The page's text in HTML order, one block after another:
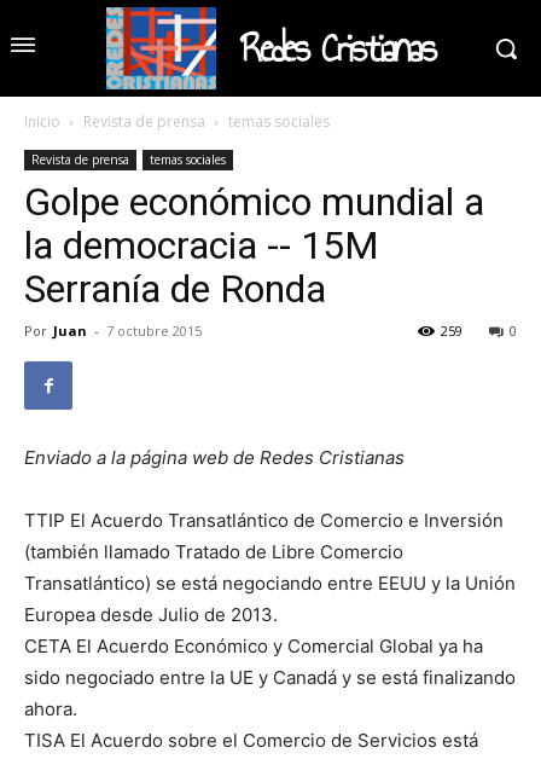
Redes Cristianas
Inicio Revista de prensa temas sociales
Revista de prensa temas sociales
Golpe económico mundial a
la democracia -- 15M
Serranía de Ronda
Por Juan - 7 octubre 2015 0
259
Enviado a la página web de Redes Cristianas
TTIP El Acuerdo Transatlántico de Comercio e Inversión
(también llamado Tratado de Libre Comercio
Transatlántico) se está negociando entre EEUU y la Unión
Europea desde Julio de 2013.
CETA El Acuerdo Económico y Comercial Global ya ha
sido negociado entre la UE y Canadá y se está finalizando
ahora.
TISA El Acuerdo sobre el Comercio de Servicios está